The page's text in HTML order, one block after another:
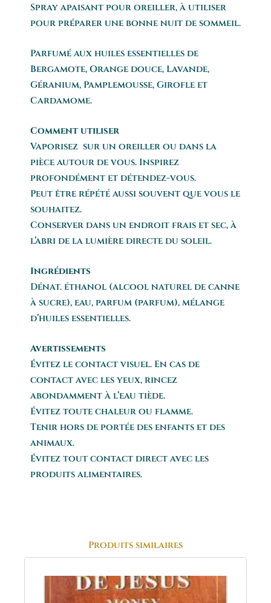
Spray apaisant pour oreiller, à utiliser
pour préparer une bonne nuit de sommeil.
Parfumé aux huiles essentielles de
Bergamote, Orange douce, Lavande,
Géranium, Pamplemousse, Girofle et
Cardamome.
Comment utiliser
Vaporisez sur un oreiller ou dans la
pièce autour de vous. Inspirez
profondément et détendez-vous.
Peut être répété aussi souvent que vous le
souhaitez.
Conserver dans un endroit frais et sec, à
l’abri de la lumière directe du soleil.
Ingrédients
Dénat. éthanol (alcool naturel de canne
à sucre), eau, parfum (parfum), mélange
d’huiles essentielles.
Avertissements
Évitez le contact visuel. En cas de
contact avec les yeux, rincez
abondamment à l’eau tiède.
Évitez toute chaleur ou flamme.
Tenir hors de portée des enfants et des
animaux.
Évitez tout contact direct avec les
produits alimentaires.
Produits similaires